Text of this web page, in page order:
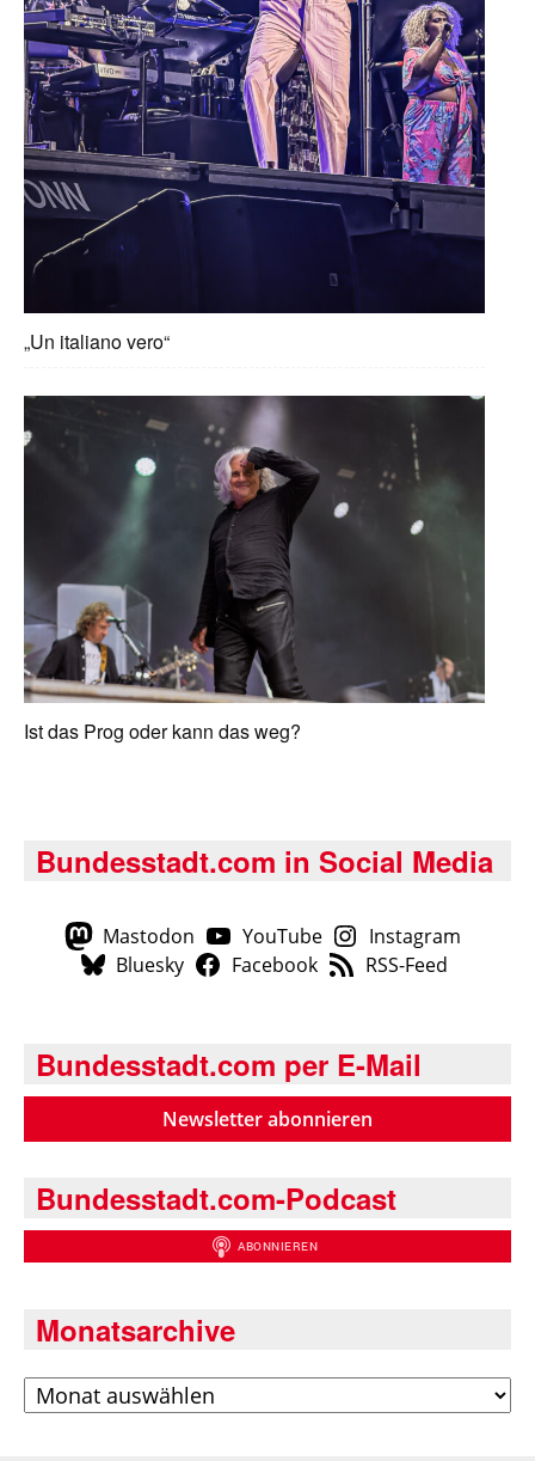
„Un italiano vero“
Ist das Prog oder kann das weg?
Bundesstadt.com in Social Media
Mastodon YouTube
Instagram
Bluesky
Facebook RSS-Feed
Bundesstadt.com per E-Mail
Newsletter abonnieren
Bundesstadt.com-Podcast
Monatsarchive
Archiv